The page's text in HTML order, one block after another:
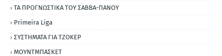
ΤΑ ΠΡΟΓΝΩΣΤΙΚΑ ΤΟΥ ΣΑΒΒΑ-ΠΑΝΟΥ
Primeira Liga
ΣΥΣΤΗΜΑΤΑ ΓΙΑ ΤΖΟΚΕΡ
ΜΟΥΝΤΜΠΑΣΚΕΤ